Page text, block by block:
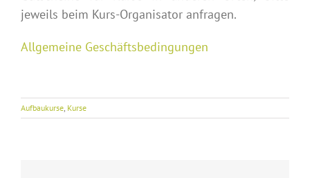
jeweils beim Kurs-Organisator anfragen.
Allgemeine Geschäftsbedingungen
Aufbaukurse, Kurse